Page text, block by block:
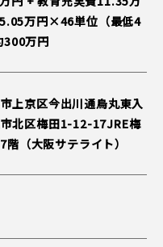
万円×46単位（最低4
300万円
上京区今出川通烏丸東入
北区梅田1-12-17JRE梅
（大阪サテライト）